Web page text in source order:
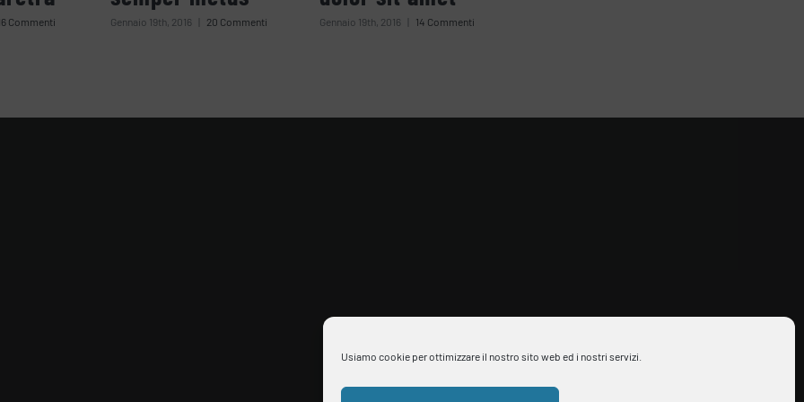
Usiamo cookie per ottimizzare il nostro sito web ed i nostri servizi.
Commenti Gennaio 19th, 2016 20 Commenti Gennaio 19th, 2016 14 Commenti